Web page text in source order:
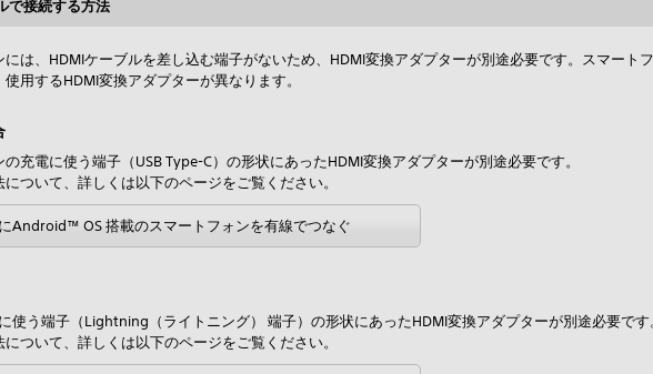
で接続する方法
には、HDMIケーブルを差し込む端子がないため、HDMI変換アダプターが別途必要です。スマート
用するHDMI変換アダプターが異なります。
充電に使う端子（USB Type-C）の形状にあったHDMI変換アダプターが別途必要です。
ついて、詳しくは以下のページをご覧ください。
Android™ OS 搭載のスマートフォンを有線でつなぐ
使う端子（Lightning（ライトニング） 端子）の形状にあったHDMI変換アダプターが別途必要です。
ついて、詳しくは以下のページをご覧ください。